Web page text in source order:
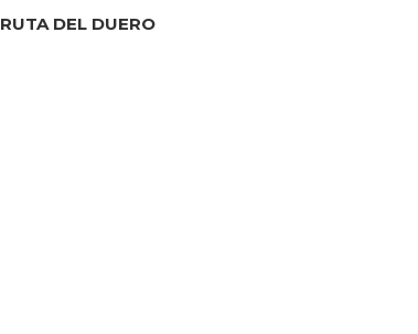
RUTA DEL DUERO